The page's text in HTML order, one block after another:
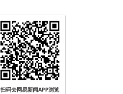
扫码去网易新闻APP浏览